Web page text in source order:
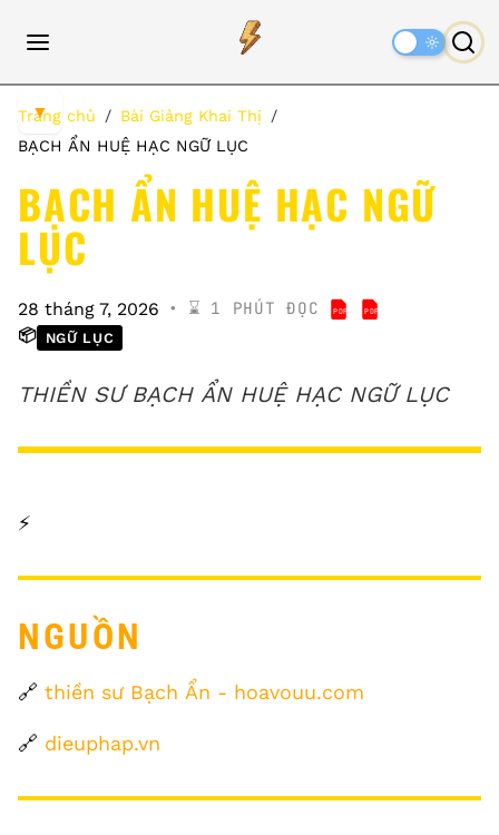
Trang chủ
Bài Giảng Khai Thị
BẠCH ẨN HUỆ HẠC NGỮ LỤC
BẠCH ẨN HUỆ HẠC NGỮ
LỤC
28 tháng 7, 2026 ⌛️ 1 PHÚT ĐỌC PDF
BẠCH ẨN HUỆ
PDF
BẠCH ẨN HUỆ
📦 NGỮ LỤC
THIỀN SƯ BẠCH ẨN HUỆ HẠC NGỮ LỤC
⚡️
NGUỒN
🔗 thiền sư Bạch Ẩn - hoavouu.com
🔗 dieuphap.vn
▼